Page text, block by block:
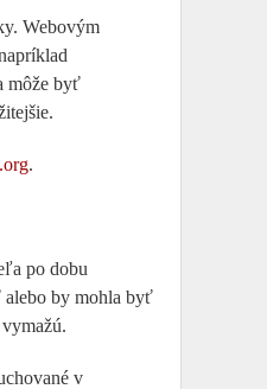
Webovým
môže byť
.
po dobu
alebo by mohla byť
v